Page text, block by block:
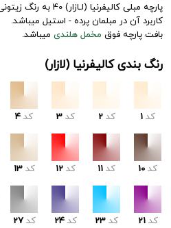
پارچه مبلی کالیفرنیا (لـازار) 40 به رنگ زیتونی سیر میباشد.
کاربرد آن در مبلمان پرده - استیل میباشد.
بافت پارچه فوق مخمل هلندی میباشد.
رنگ بندی کالیفرنیا (لازار)
کد 1 کد 2 کد 3 کد 4
کد 10 کد 11 کد 12 کد 13
کد 21 کد 23 کد 24 کد 27